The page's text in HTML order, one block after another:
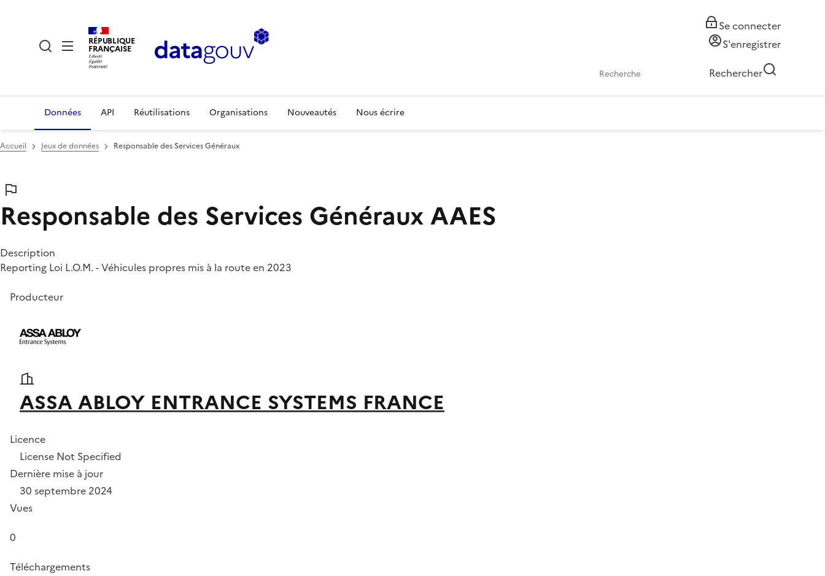
RÉPUBLIQUE
FRANÇAISE
Se connecter
S'enregistrer
Rechercher
Données API Réutilisations Organisations Nouveautés Nous écrire
Accueil Jeux de données Responsable des Services Généraux
Responsable des Services GénérauxAAES
Description
Reporting Loi L.O.M. - Véhicules propres mis à la route en 2023
Producteur
ASSA ABLOY ENTRANCE SYSTEMS FRANCE
Licence
License Not Specified
Dernière mise à jour
30 septembre 2024
Vues
0
Téléchargements